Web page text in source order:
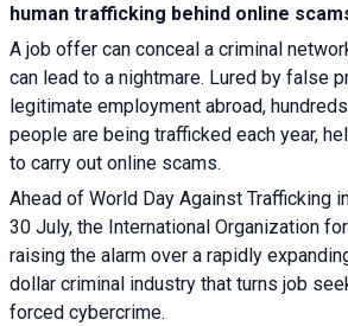
human trafficking behind online
A job offer can conceal a criminal
can lead to a nightmare. Lured by false
legitimate employment abroad,
people are being trafficked each year,
to carry out online scams.
Ahead of World Day Against Trafficking
30 July, the International Organization
raising the alarm over a rapidly
dollar criminal industry that turns job
forced cybercrime.